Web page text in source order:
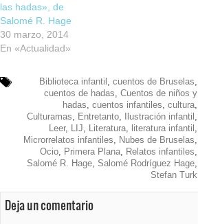
las hadas», de
Salomé R. Hage
30 marzo, 2014
En «Actualidad»
Biblioteca infantil cuentos de Bruselas
cuentos de hadas Cuentos de niños y
hadas cuentos infantiles cultura,
Culturamas
Entretanto, Ilustración infantil
Leer, LIJ Literatura, literatura infantil
Microrrelatos infantiles
Nubes de Bruselas
Ocio, Primera Plana, Relatos infantiles
Salomé R. Hage, Salomé Rodríguez Hage,
Stefan Turk
Deja un comentario